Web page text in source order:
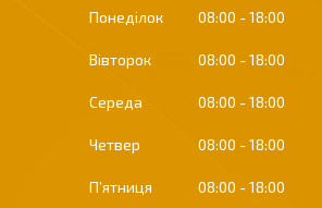
Понеділок 08:00 18:00
Вівторок 08:00 18:00
Середа 08:00 18:00
Четвер 08:00 18:00
Пʼятниця 08:00 18:00